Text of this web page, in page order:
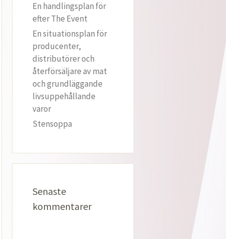
En handlingsplan för
efter The Event
En situationsplan för
producenter,
distributörer och
återförsäljare av mat
och grundläggande
livsuppehållande
varor
Stensoppa
Senaste
kommentarer